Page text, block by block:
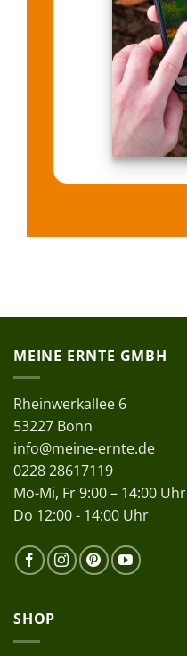
MEINE ERNTE GMBH
Rheinwerkallee 6
53227 Bonn
info@meine-ernte.de
0228 28617119
Mo-Mi, Fr 9:00 – 14:00 Uhr
Do 12:00 - 14:00 Uhr
SHOP